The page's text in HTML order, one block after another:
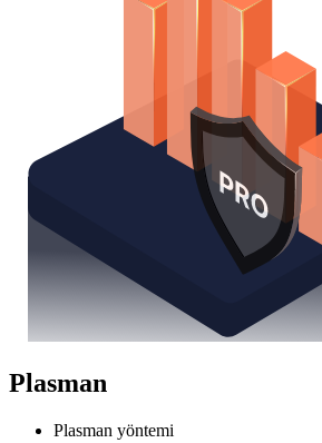
Plasman
Plasman yöntemi